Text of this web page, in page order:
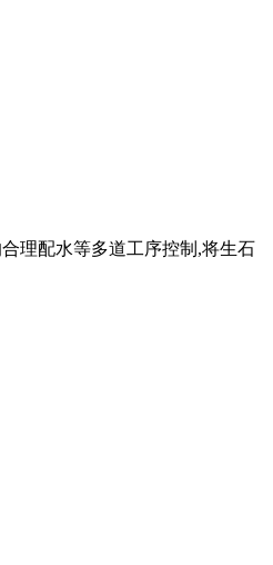
理配水等多道工序控制,将生石